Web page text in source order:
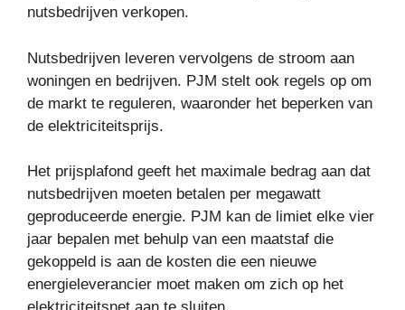
nutsbedrijven verkopen.
Nutsbedrijven leveren vervolgens de stroom aan
woningen en bedrijven. PJM stelt ook regels op om
de markt te reguleren, waaronder het beperken van
de elektriciteitsprijs.
Het prijsplafond geeft het maximale bedrag aan dat
nutsbedrijven moeten betalen per megawatt
geproduceerde energie. PJM kan de limiet elke vier
jaar bepalen met behulp van een maatstaf die
gekoppeld is aan de kosten die een nieuwe
energieleverancier moet maken om zich op het